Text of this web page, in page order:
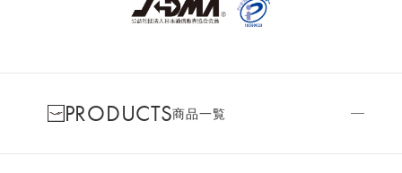
PRODUCTS商品一覧